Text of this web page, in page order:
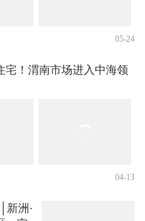
05-24
宅！渭南市场进入中海领
04-13
新洲·